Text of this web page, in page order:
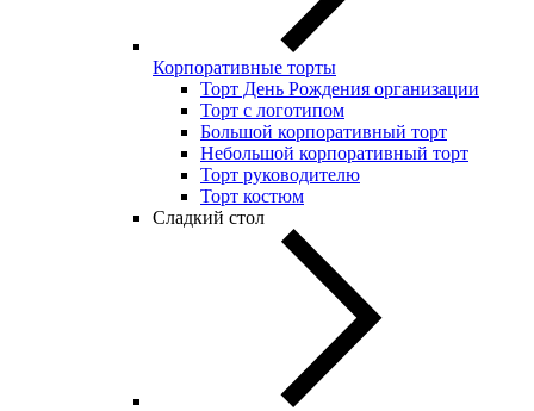
Корпоративные торты
Торт День Рождения организации
Торт с логотипом
Большой корпоративный торт
Небольшой корпоративный торт
Торт руководителю
Торт костюм
Сладкий стол